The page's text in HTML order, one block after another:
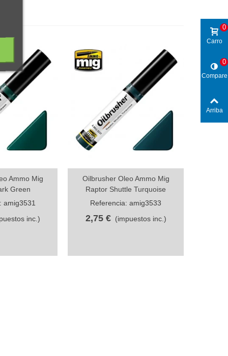
Ammo Mig
Green
amig3531
inc.)
Vista rápida
Oilbrusher Oleo Ammo Mig
Raptor Shuttle Turquoise
Referencia: amig3533
2,75 € (impuestos inc.)
Carro
0
Compare
0
Arriba